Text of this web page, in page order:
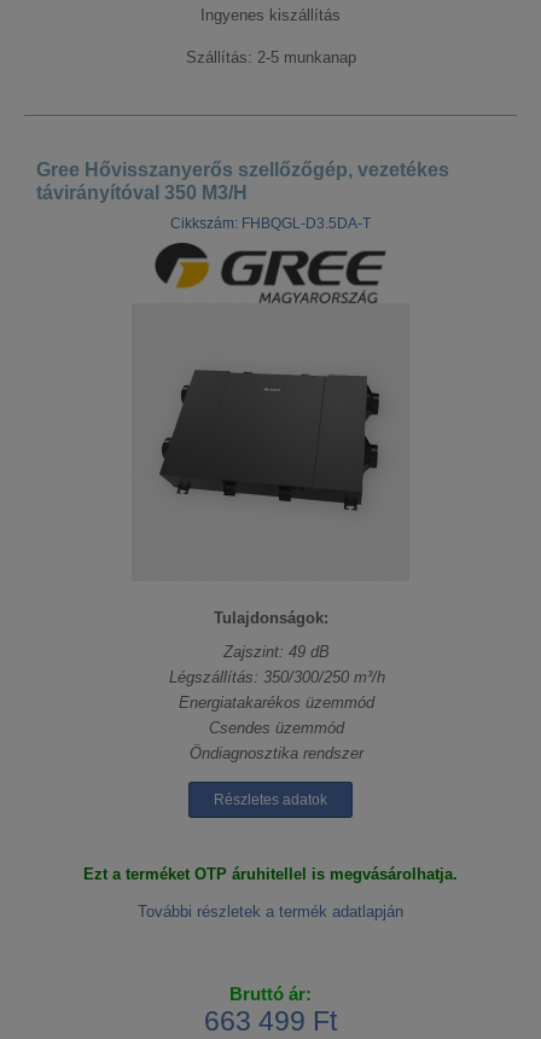
Ingyenes kiszállítás
Szállítás: 2-5 munkanap
Gree Hővisszanyerős szellőzőgép, vezetékes
távirányítóval 350 M3/H
Cikkszám: FHBQGL-D3.5DA-T
Tulajdonságok:
Zajszint: 49 dB
Légszállítás: 350/300/250 m³/h
Energiatakarékos üzemmód
Csendes üzemmód
Öndiagnosztika rendszer
Részletes adatok
Ezt a terméket OTP áruhitellel is megvásárolhatja.
További részletek a termék adatlapján
Bruttó ár:
663 499 Ft